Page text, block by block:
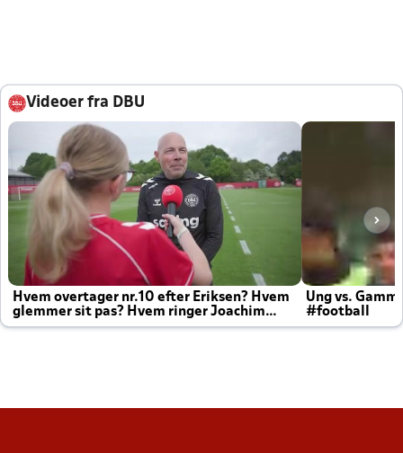
Videoer fra DBU
Hvem overtager nr.10 efter Eriksen? Hvem
glemmer sit pas? Hvem ringer Joachim
altid til efter kampe?
Ung vs.
#football